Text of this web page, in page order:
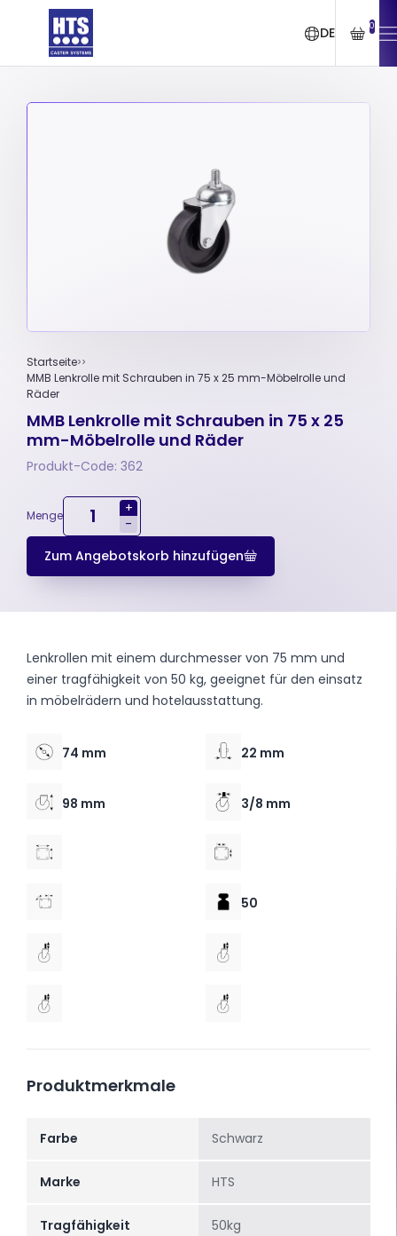
DE 0
Startseite
MMB Lenkrolle mit Schrauben in 75 x 25 mm-Möbelrolle und
Räder
MMB Lenkrolle mit Schrauben in 75 x 25
mm-Möbelrolle und Räder
Produkt-Code: 362
Menge
+
-
Zum Angebotskorb hinzufügen
Lenkrollen mit einem durchmesser von 75 mm und
einer tragfähigkeit von 50 kg, geeignet für den einsatz
in möbelrädern und hotelausstattung.
74 mm 22 mm
98 mm 3/8 mm
50
Produktmerkmale
Farbe Schwarz
Marke HTS
Tragfähigkeit 50kg